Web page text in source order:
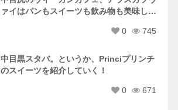
ァイはパンもスイーツも飲み物も美味しい
0
745
中目黒スタバ。というか、Princiプリンチ
のスイーツを紹介していく！
0 671